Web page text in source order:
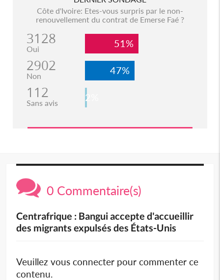
Côte d'Ivoire: Etes-vous surpris par le non-
renouvellement du contrat de Emerse Faé ?
3128
Oui 51%
2902
Non 47%
112
Sans avis 2%
0 Commentaire(s)
Centrafrique : Bangui accepte d'accueillir
des migrants expulsés des États-Unis
Veuillez vous connecter pour commenter ce
contenu.